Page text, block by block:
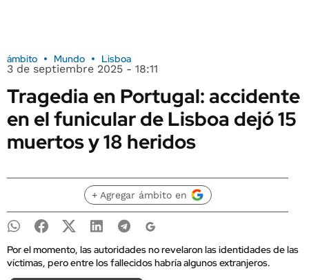
ámbito Mundo Lisboa
3 de septiembre 2025 - 18:11
Tragedia en Portugal: accidente
en el funicular de Lisboa dejó 15
muertos y 18 heridos
+ Agregar ámbito en
Por el momento, las autoridades no revelaron las identidades de las
víctimas, pero entre los fallecidos habría algunos extranjeros.